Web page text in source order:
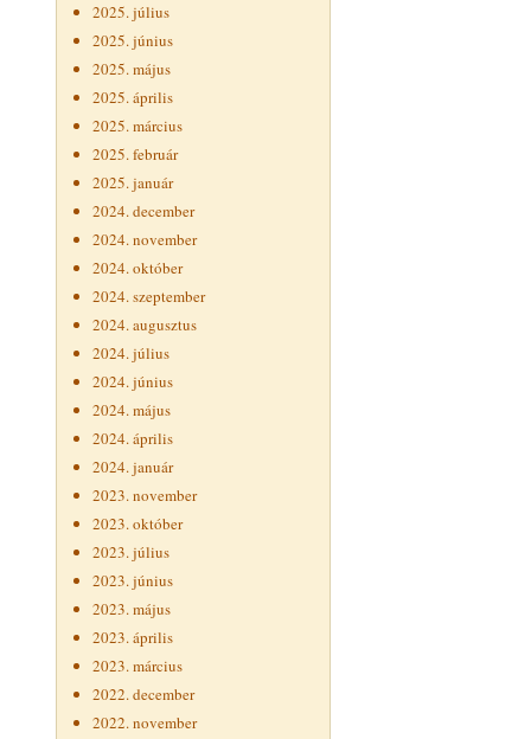
2025. július
2025. június
2025. május
2025. április
2025. március
2025. február
2025. január
2024. december
2024. november
2024. október
2024. szeptember
2024. augusztus
2024. július
2024. június
2024. május
2024. április
2024. január
2023. november
2023. október
2023. július
2023. június
2023. május
2023. április
2023. március
2022. december
2022. november